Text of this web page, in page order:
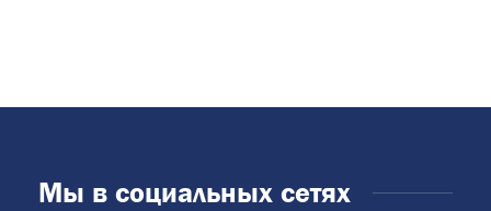
Мы в социальных сетях